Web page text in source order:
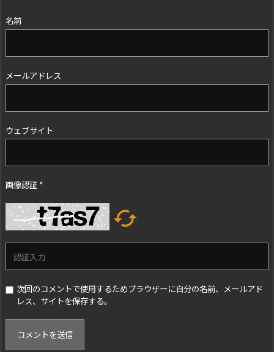
名前
メールアドレス
ウェブサイト
画像認証 *

次回のコメントで使用するためブラウザーに自分の名前、メールアド
レス、サイトを保存する。